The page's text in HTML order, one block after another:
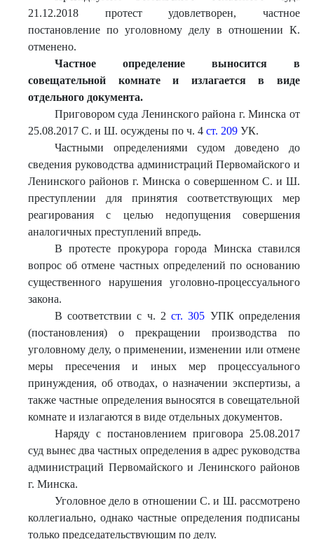
21.12.2018 протест удовлетворен, частное
постановление по уголовному делу в отношении К.
отменено.
Частное определение выносится в
совещательной комнате и излагается в виде
отдельного документа.
Приговором суда Ленинского района г. Минска от
25.08.2017 С. и Ш. осуждены по ч. 4 ст. 209 УК.
Частными определениями судом доведено до
сведения руководства администраций Первомайского и
Ленинского районов г. Минска о совершенном С. и Ш.
преступлении для принятия соответствующих мер
реагирования с целью недопущения совершения
аналогичных преступлений впредь.
В протесте прокурора города Минска ставился
вопрос об отмене частных определений по основанию
существенного нарушения уголовно-процессуального
закона.
В соответствии с ч. 2ст. 305 УПК определения
(постановления) о прекращении производства по
уголовному делу, о применении, изменении или отмене
меры пресечения и иных мер процессуального
принуждения, об отводах, о назначении экспертизы, а
также частные определения выносятся в совещательной
комнате и излагаются в виде отдельных документов.
Наряду с постановлением приговора 25.08.2017
суд вынес два частных определения в адрес руководства
администраций Первомайского и Ленинского районов
г. Минска.
Уголовное дело в отношении С. и Ш. рассмотрено
коллегиально, однако частные определения подписаны
только председательствующим по делу.